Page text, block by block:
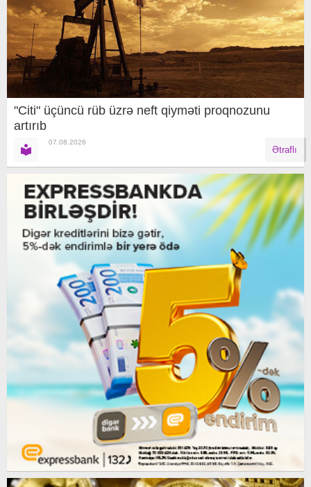
"Citi" üçüncü rüb üzrə neft qiyməti proqnozunu
artırıb
07.08.2026
Ətraflı